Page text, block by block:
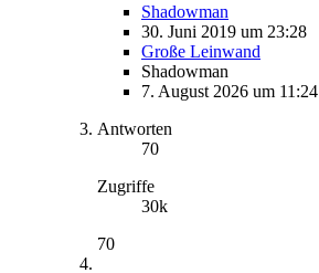
Shadowman
30. Juni 2019 um 23:28
Große Leinwand
Shadowman
7. August 2026 um 11:24
Antworten
70
Zugriffe
30k
70